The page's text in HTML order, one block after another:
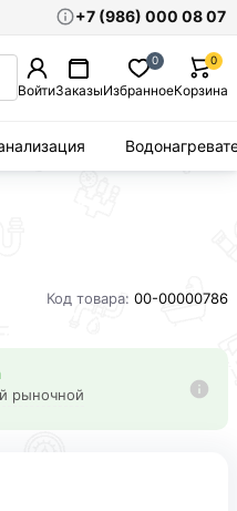
+7 (986) 000 08 07
ВойтиЗаказыИзбранное
0
Корзина
0
Код товара: 00-00000786
рыночной